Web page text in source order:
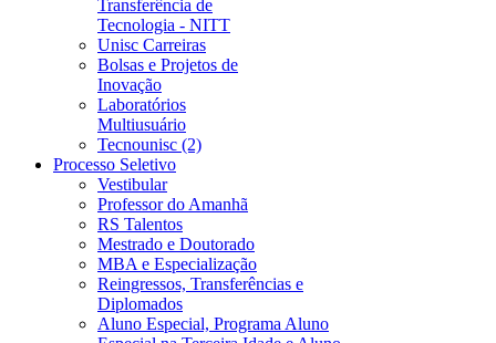
Transferência de
Tecnologia - NITT
Unisc Carreiras
Bolsas e Projetos de
Inovação
Laboratórios
Multiusuário
Tecnounisc (2)
Processo Seletivo
Vestibular
Professor do Amanhã
RS Talentos
Mestrado e Doutorado
MBA e Especialização
Reingressos, Transferências e
Diplomados
Aluno Especial, Programa Aluno